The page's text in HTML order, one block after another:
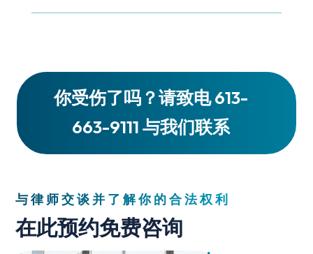
你受伤了吗？请致电 613-
663-9111 与我们联系
与律师交谈并了解你的合法权利
在此预约免费咨询